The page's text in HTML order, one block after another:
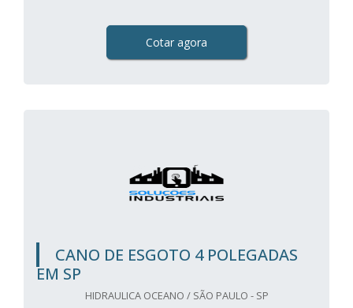
Cotar agora
CANO DE ESGOTO 4 POLEGADAS
EM SP
HIDRAULICA OCEANO / SÃO PAULO - SP